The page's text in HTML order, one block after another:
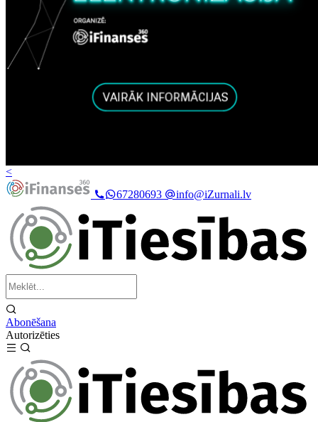
<
67280693
info@iZurnali.lv
Abonēšana
Autorizēties